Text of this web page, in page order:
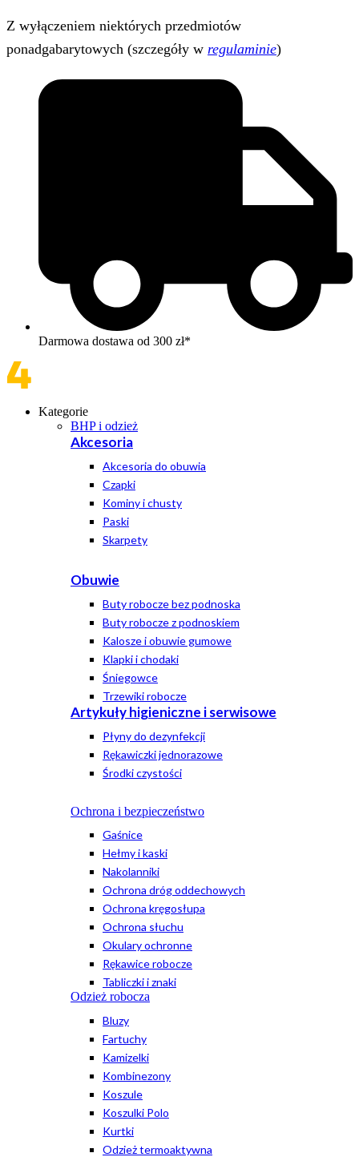
Z wyłączeniem niektórych przedmiotów
ponadgabarytowych (szczegóły w regulaminie)
Darmowa dostawa od 300 zł*
Kategorie
BHP i odzież
Akcesoria
Akcesoria do obuwia
Czapki
Kominy i chusty
Paski
Skarpety
Obuwie
Buty robocze bez podnoska
Buty robocze z podnoskiem
Kalosze i obuwie gumowe
Klapki i chodaki
Śniegowce
Trzewiki robocze
Artykuły higieniczne i serwisowe
Płyny do dezynfekcji
Rękawiczki jednorazowe
Środki czystości
Ochrona i bezpieczeństwo
Gaśnice
Hełmy i kaski
Nakolanniki
Ochrona dróg oddechowych
Ochrona kręgosłupa
Ochrona słuchu
Okulary ochronne
Rękawice robocze
Tabliczki i znaki
Odzież robocza
Bluzy
Fartuchy
Kamizelki
Kombinezony
Koszule
Koszulki Polo
Kurtki
Odzież termoaktywna